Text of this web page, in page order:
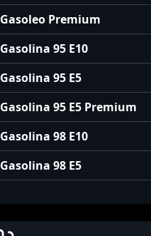
Gasoleo Premium
Gasolina 95 E10
Gasolina 95 E5
Gasolina 95 E5 Premium
Gasolina 98 E10
Gasolina 98 E5